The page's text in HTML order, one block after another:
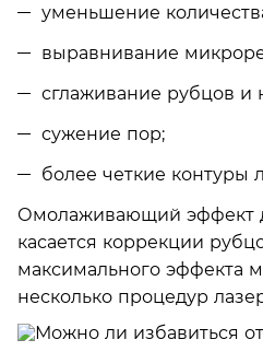
уменьшение
выравнивание
сглаживание рубцов и
сужение пор;
более четкие контуры
Омолаживающий эффект
касается коррекции
максимального эффекта
несколько процедур